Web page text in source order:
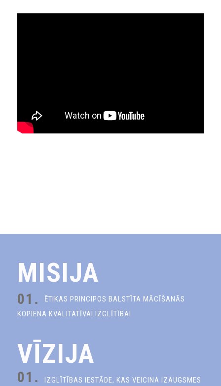
MISIJA
01.
ĒTIKAS PRINCIPOS BALSTĪTA MĀCĪŠANĀS
KOPIENA KVALITATĪVAI IZGLĪTĪBAI
VĪZIJA
01.
IZGLĪTĪBAS IESTĀDE, KAS VEICINA IZAUGSMES